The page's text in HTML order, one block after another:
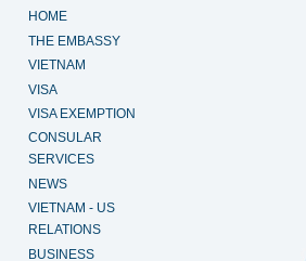
HOME
THE EMBASSY
VIETNAM
VISA
VISA EXEMPTION
CONSULAR
SERVICES
NEWS
VIETNAM - US
RELATIONS
BUSINESS